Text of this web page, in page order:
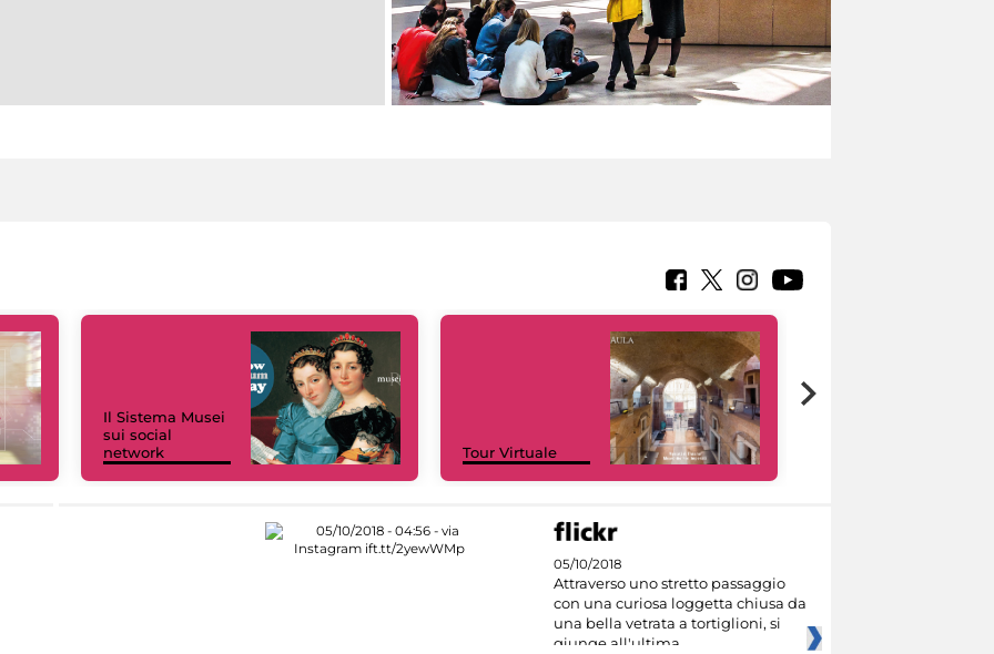
Il Sistema Musei
sui social
network
Tour Virtuale
05/10/2018
Attraverso uno stretto passaggio
con una curiosa loggetta chiusa da
una bella vetrata a tortiglioni, si
giunge all'ultima